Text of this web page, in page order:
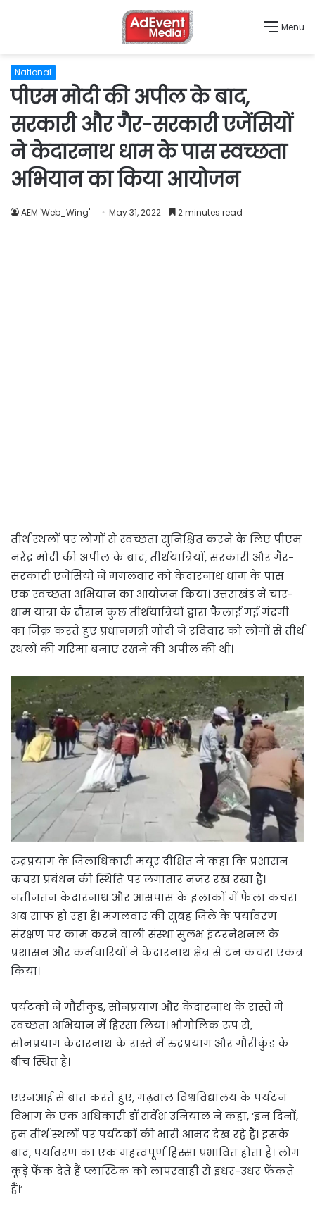
Menu
National
पीएम मोदी की अपील के बाद,
सरकारी और गैर-सरकारी एजेंसियों
ने केदारनाथ धाम के पास स्वच्छता
अभियान का किया आयोजन
AEM 'Web_Wing' May 31, 2022 2 minutes read
तीर्थ स्थलों पर लोगों से स्वच्छता सुनिश्चित करने के लिए पीएम
नरेंद्र मोदी की अपील के बाद, तीर्थयात्रियों, सरकारी और गैर-
सरकारी एजेंसियों ने मंगलवार को केदारनाथ धाम के पास
एक स्वच्छता अभियान का आयोजन किया। उत्तराखंड में चार-
धाम यात्रा के दौरान कुछ तीर्थयात्रियों द्वारा फैलाई गई गंदगी
का जिक्र करते हुए प्रधानमंत्री मोदी ने रविवार को लोगों से तीर्थ
स्थलों की गरिमा बनाए रखने की अपील की थी।
रुद्रप्रयाग के जिलाधिकारी मयूर दीक्षित ने कहा कि प्रशासन
कचरा प्रबंधन की स्थिति पर लगातार नजर रख रखा है।
नतीजतन केदारनाथ और आसपास के इलाकों में फैला कचरा
अब साफ हो रहा है। मंगलवार की सुबह जिले के पर्यावरण
संरक्षण पर काम करने वाली संस्था सुलभ इंटरनेशनल के
प्रशासन और कर्मचारियों ने केदारनाथ क्षेत्र से टन कचरा एकत्र
किया।
पर्यटकों ने गौरीकुंड, सोनप्रयाग और केदारनाथ के रास्ते में
स्वच्छता अभियान में हिस्सा लिया। भौगोलिक रूप से,
सोनप्रयाग केदारनाथ के रास्ते में रुद्रप्रयाग और गौरीकुंड के
बीच स्थित है।
एएनआई से बात करते हुए, गढ़वाल विश्वविद्यालय के पर्यटन
विभाग के एक अधिकारी डॉ सर्वेश उनियाल ने कहा, ‘इन दिनों,
हम तीर्थ स्थलों पर पर्यटकों की भारी आमद देख रहे हैं। इसके
बाद, पर्यावरण का एक महत्वपूर्ण हिस्सा प्रभावित होता है। लोग
कूड़े फेंक देते हैं प्लास्टिक को लापरवाही से इधर-उधर फेंकते
हैं।’